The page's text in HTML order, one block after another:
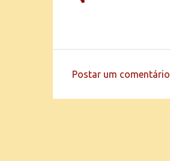
Postar um comentário